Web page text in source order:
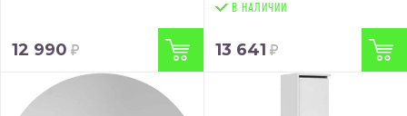
12 990
В НАЛИЧИИ
13 641